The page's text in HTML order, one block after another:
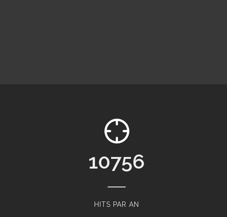
11520
HITS PAR AN